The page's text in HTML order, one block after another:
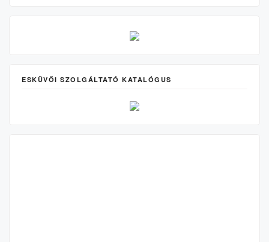
ESKÜVŐI SZOLGÁLTATÓ KATALÓGUS